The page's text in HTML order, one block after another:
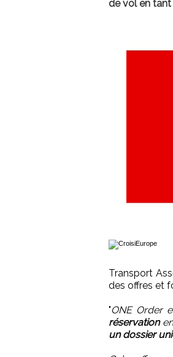
de vol en
Transport
des offres et
"ONE Order
réservation
un dossier